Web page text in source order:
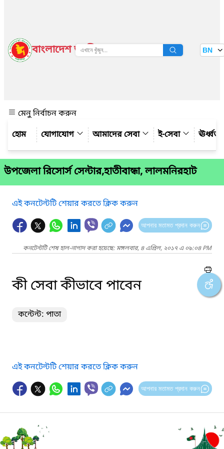
বাংলাদেশ জাতীয় তথ্য বাতায়ন BN
মেনু নির্বাচন করুন
যোগাযোগ
আমাদের সেবা ই-সেবা
উপজেলা রিসোর্স সেন্টার,হাতীবান্ধা, লালমনিরহাট
এই কনটেন্টটি শেয়ার করতে ক্লিক করুন
আপনার মতামত প্রদান করুন
কনটেন্টটি শেষ হাল-নাগাদ করা হয়েছে: মঙ্গলবার, ৪ এপ্রিল, ২০১৭ এ ০৯:০৪ PM
কী সেবা কীভাবে পাবেন
কন্টেন্ট: পাতা
এই কনটেন্টটি শেয়ার করতে ক্লিক করুন
আপনার মতামত প্রদান করুন